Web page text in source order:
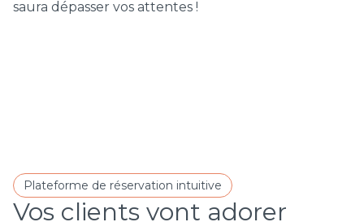
saura dépasser vos attentes !
Plateforme de réservation intuitive